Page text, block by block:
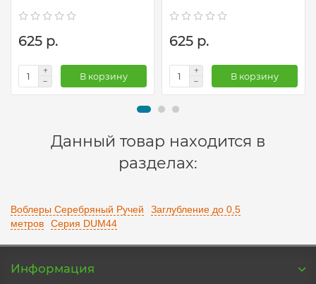
625 р.
В корзину
625 р.
В корзину
Данный товар находится в
разделах:
Воблеры Серебряный Ручей
Заглубление до 0,5
метров
Серия DUM44
Информация